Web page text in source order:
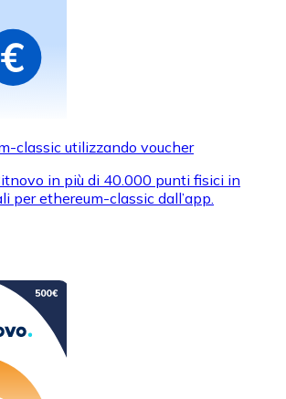
classic utilizzando voucher
in più di 40.000 punti fisici in
per ethereum-classic dall’app.